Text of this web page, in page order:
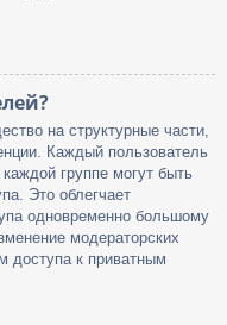
на структурные части,
Каждый пользователь
группе могут быть
Это облегчает
одновременно большому
модераторских
доступа к приватным